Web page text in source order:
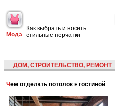
Мода
Как выбрать и носить
стильные перчатки
ДОМ, СТРОИТЕЛЬСТВО, РЕМОНТ
Чем отделать потолок в гостиной